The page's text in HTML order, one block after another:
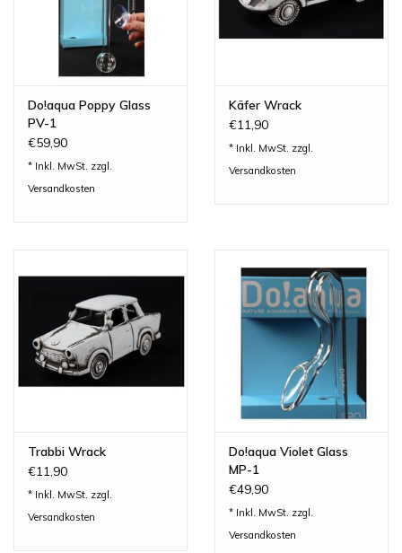
Do!aqua Poppy Glass
PV-1
€59,90
* Inkl. MwSt. zzgl.
Versandkosten
Käfer Wrack
€11,90
* Inkl. MwSt. zzgl.
Versandkosten
Trabbi Wrack
€11,90
* Inkl. MwSt. zzgl.
Versandkosten
Do!aqua Violet Glass
MP-1
€49,90
* Inkl. MwSt. zzgl.
Versandkosten